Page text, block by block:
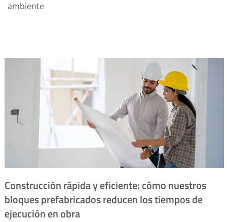
ambiente
Construcción rápida y eficiente: cómo nuestros
bloques prefabricados reducen los tiempos de
ejecución en obra